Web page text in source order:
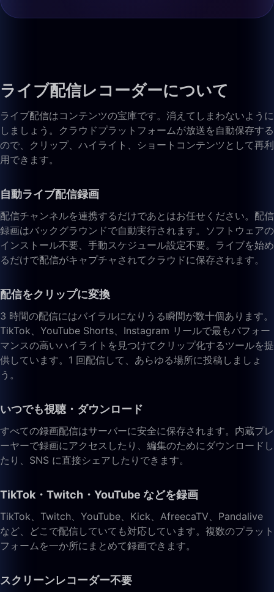
ライブ配信レコーダーについて
ライブ配信はコンテンツの宝庫です。消えてしまわないように
しましょう。クラウドプラットフォームが放送を自動保存する
ので、クリップ、ハイライト、ショートコンテンツとして再利
用できます。
自動ライブ配信録画
配信チャンネルを連携するだけであとはお任せください。配信
録画はバックグラウンドで自動実行されます。ソフトウェアの
インストール不要、手動スケジュール設定不要。ライブを始め
るだけで配信がキャプチャされてクラウドに保存されます。
配信をクリップに変換
3 時間の配信にはバイラルになりうる瞬間が数十個あります。
TikTok、YouTube Shorts、Instagram リールで最もパフォー
マンスの高いハイライトを見つけてクリップ化するツールを提
供しています。1 回配信して、あらゆる場所に投稿しましょ
う。
いつでも視聴・ダウンロード
すべての録画配信はサーバーに安全に保存されます。内蔵プレ
ーヤーで録画にアクセスしたり、編集のためにダウンロードし
たり、SNS に直接シェアしたりできます。
TikTok・Twitch・YouTube などを録画
TikTok、Twitch、YouTube、Kick、AfreecaTV、Pandalive
など、どこで配信していても対応しています。複数のプラット
フォームを一か所にまとめて録画できます。
スクリーンレコーダー不要